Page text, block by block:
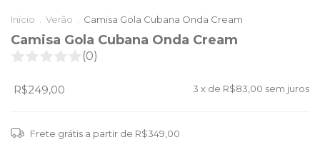
Início Verão Camisa Gola Cubana Onda Cream
Camisa Gola Cubana Onda Cream
(0)
R$249,00 3 x de R$83,00 sem juros
Frete grátis a partir de R$349,00